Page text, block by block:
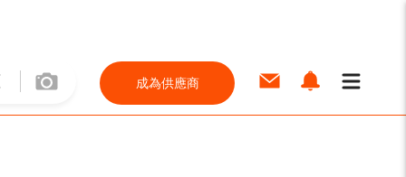
成為供應商